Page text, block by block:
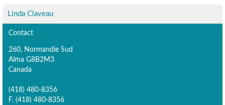
Linda Claveau
Contact
260, Normandie Sud
Alma G8B2M3
Canada
(418) 480-8356
F. (418) 480-8356